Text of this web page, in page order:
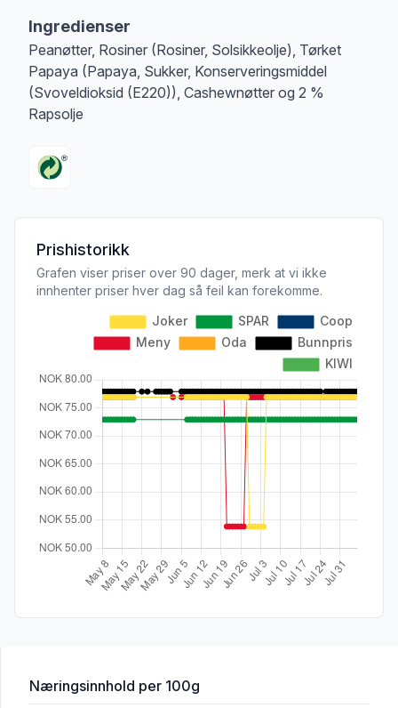
Ingredienser
Peanøtter, Rosiner (Rosiner, Solsikkeolje), Tørket
Papaya (Papaya, Sukker, Konserveringsmiddel
(Svoveldioksid (E220)), Cashewnøtter og 2 %
Rapsolje
Prishistorikk
Grafen viser priser over 90 dager, merk at vi ikke
innhenter priser hver dag så feil kan forekomme.
Næringsinnhold for 'Nøtti Frutti 350g Dln'
per 100g